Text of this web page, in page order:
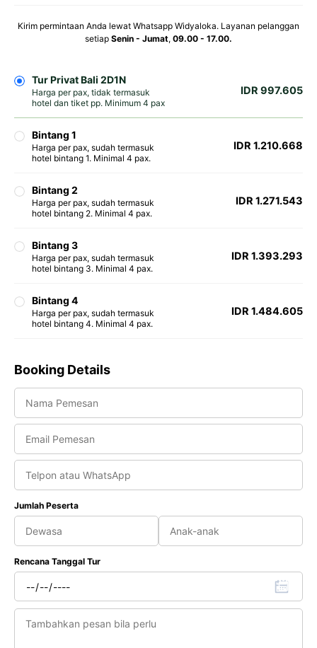
Kirim permintaan Anda lewat Whatsapp Widyaloka. Layanan pelanggan
setiap Senin - Jumat, 09.00 - 17.00.
Tur Privat Bali 2D1N
Harga per pax, tidak termasuk
hotel dan tiket pp. Minimum 4 pax
IDR 997.605
Bintang 1
Harga per pax, sudah termasuk
hotel bintang 1. Minimal 4 pax.
IDR 1.210.668
Bintang 2
Harga per pax, sudah termasuk
hotel bintang 2. Minimal 4 pax.
IDR 1.271.543
Bintang 3
Harga per pax, sudah termasuk
hotel bintang 3. Minimal 4 pax.
IDR 1.393.293
Bintang 4
Harga per pax, sudah termasuk
hotel bintang 4. Minimal 4 pax.
IDR 1.484.605
Booking Details
Jumlah Peserta
Rencana Tanggal Tur